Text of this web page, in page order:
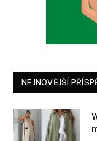
NEJNOVĚJŠÍ